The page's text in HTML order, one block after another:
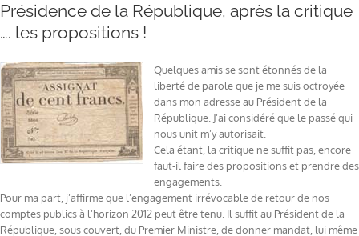
Présidence de la République, après la critique
…. les propositions !
Quelques amis se sont étonnés de la
liberté de parole que je me suis octroyée
dans mon adresse au Président de la
République. J’ai considéré que le passé qui
nous unit m’y autorisait.
Cela étant, la critique ne suffit pas, encore
faut-il faire des propositions et prendre des
engagements.
Pour ma part, j’affirme que l’engagement irrévocable de retour de nos
comptes publics à l’horizon 2012 peut être tenu. Il suffit au Président de la
République, sous couvert, du Premier Ministre, de donner mandat, lui même